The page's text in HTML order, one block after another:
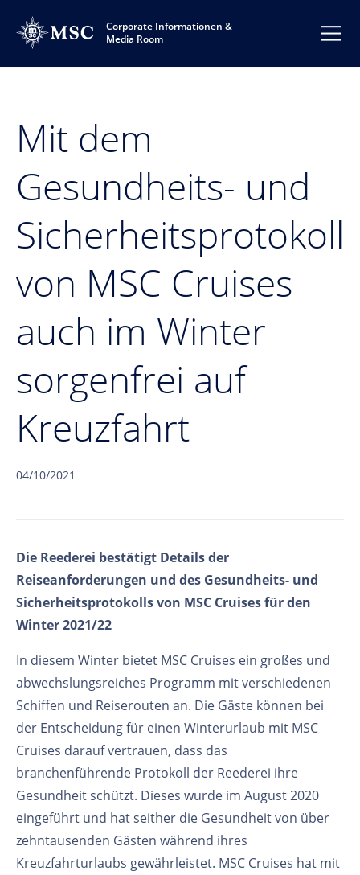
Corporate Informationen &
Media Room
Mit dem
Gesundheits- und
Sicherheitsprotokoll
von MSC Cruises
auch im Winter
sorgenfrei auf
Kreuzfahrt
04/10/2021
Die Reederei bestätigt Details der
Reiseanforderungen und des Gesundheits- und
Sicherheitsprotokolls von MSC Cruises für den
Winter 2021/22
In diesem Winter bietet MSC Cruises ein großes und
abwechslungsreiches Programm mit verschiedenen
Schiffen und Reiserouten an. Die Gäste können bei
der Entscheidung für einen Winterurlaub mit MSC
Cruises darauf vertrauen, dass das
branchenführende Protokoll der Reederei ihre
Gesundheit schützt. Dieses wurde im August 2020
eingeführt und hat seither die Gesundheit von über
zehntausenden Gästen während ihres
Kreuzfahrturlaubs gewährleistet. MSC Cruises hat mit